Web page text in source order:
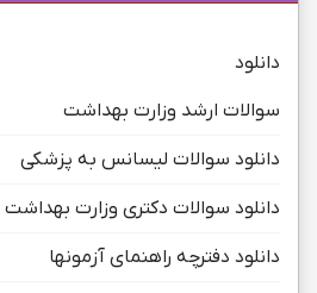
دانلود
سوالات ارشد وزارت بهداشت
دانلود سوالات لیسانس به پزشکی
دانلود سوالات دکتری وزارت بهداشت
دانلود دفترچه راهنمای آزمونها